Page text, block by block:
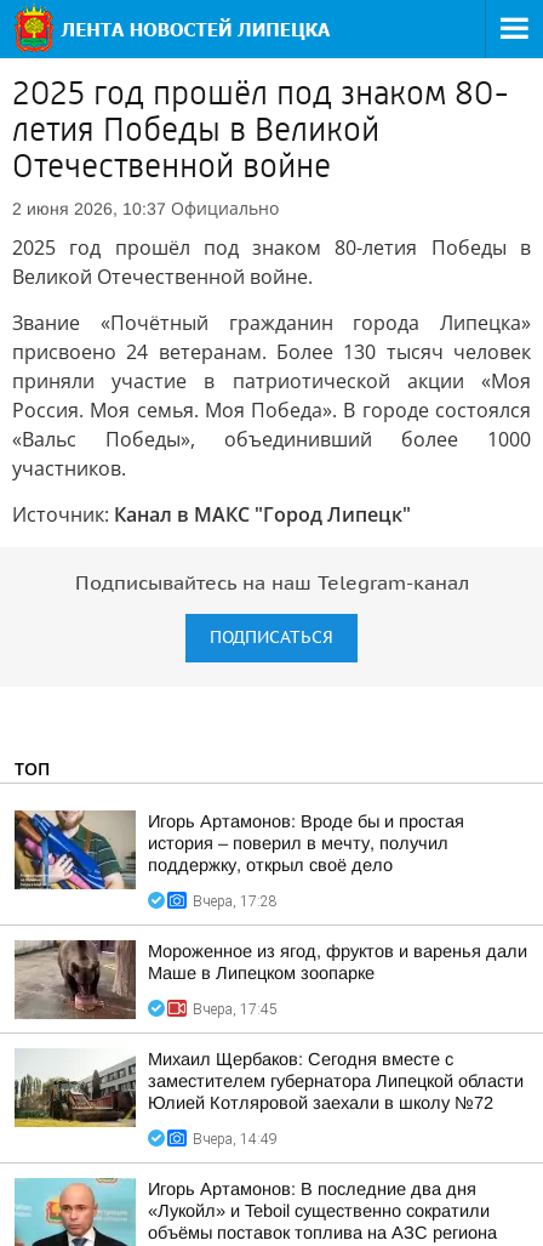
2025 год прошёл под знаком 80-
летия Победы в Великой
Отечественной войне
2 июня 2026, 10:37 Официально
2025 год прошёл под знаком 80-летия Победы в
Великой Отечественной войне.
Звание «Почётный гражданин города Липецка»
присвоено 24 ветеранам. Более 130 тысяч человек
приняли участие в патриотической акции «Моя
Россия. Моя семья. Моя Победа». В городе состоялся
«Вальс Победы», объединивший более 1000
участников.
Источник: Канал в МАКС "Город Липецк"
Подписывайтесь на наш Telegram-канал
ПОДПИСАТЬСЯ
ТОП
Игорь Артамонов: Вроде бы и простая
история – поверил в мечту, получил
поддержку, открыл своё дело
Вчера, 17:28
Мороженное из ягод, фруктов и варенья дали
Маше в Липецком зоопарке
Вчера, 17:45
Михаил Щербаков: Сегодня вместе с
заместителем губернатора Липецкой области
Юлией Котляровой заехали в школу №72
Вчера, 14:49
Игорь Артамонов: В последние два дня
«Лукойл» и Teboil существенно сократили
объёмы поставок топлива на АЗС региона